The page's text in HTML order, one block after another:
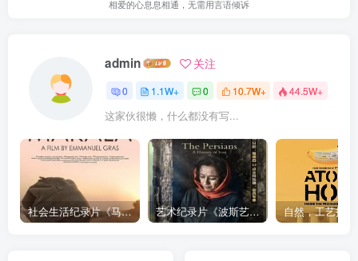
相爱的心息息相通，无需用言语倾诉
admin 关注
0 1.1W+ 0 10.7W+ 44.5W+
这家伙很懒，什么都没有写...
社会生活纪录片《马加拉 Makala》下载 艺术纪录片《波斯艺术 Art of Persia》下载